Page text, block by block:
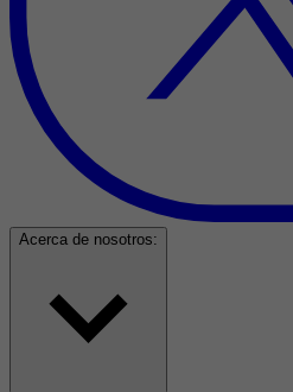
Acerca de nosotros: